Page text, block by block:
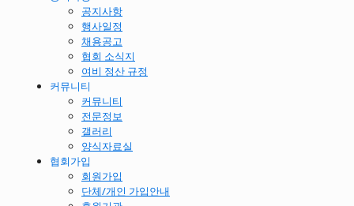
공지사항
행사일정
채용공고
협회 소식지
여비 정산 규정
커뮤니티
커뮤니티
전문정보
갤러리
양식자료실
협회가입
회원가입
단체/개인 가입안내